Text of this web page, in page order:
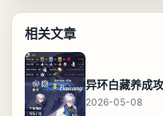
相关文章
2026-05-08